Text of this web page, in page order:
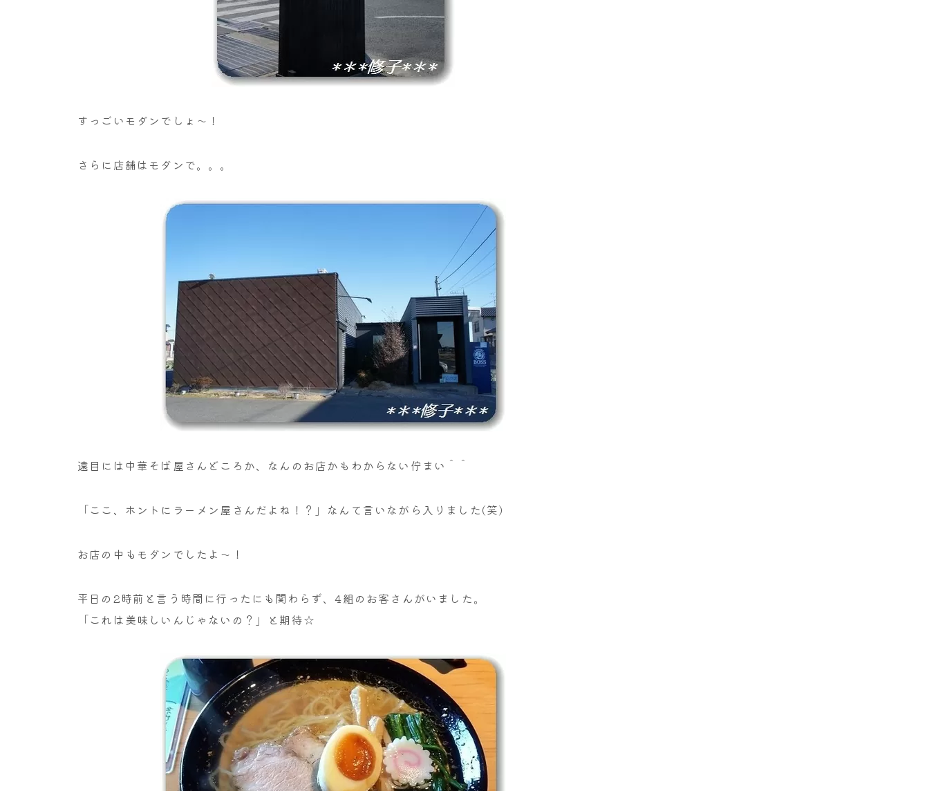
すっごいモダンでしょ～！
さらに店舗はモダンで。。。
遠目には中華そば屋さんどころか、なんのお店かもわからない佇まい＾＾
「ここ、ホントにラーメン屋さんだよね！？」なんて言いながら入りました(笑)
お店の中もモダンでしたよ～！
平日の2時前と言う時間に行ったにも関わらず、4組のお客さんがいました。
「これは美味しいんじゃないの？」と期待☆